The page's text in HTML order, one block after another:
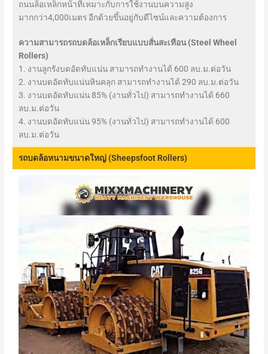
ถนนล้อเหล็กหน้าที่เหมาะกับการใช้งานบนความสูง
มากกว่า4,000เมตร อีกด้วยขึ้นอยู่กับดีไซน์และความต้องการ
ความสามารถรถบดล้อเหล็กเรียบแบบสั่นสะเทือน (Steel Wheel
Rollers)
1. งานลูกรังบดอัดทับแน่น สามารถทำงานได้ 600 ลบ.ม.ต่อวัน
2. งานบดอัดทับแน่นหินคลุก สามารถทำงานได้ 290 ลบ.ม.ต่อวัน
3. งานบดอัดทับแน่น 85% (งานทั่วไป) สามารถทำงานได้ 660
ลบ.ม.ต่อวัน
4. งานบดอัดทับแน่น 95% (งานทั่วไป) สามารถทำงานได้ 600
ลบ.ม.ต่อวัน
รถบดล้อหนามขนาดใหญ่ (Sheepsfoot Rollers)